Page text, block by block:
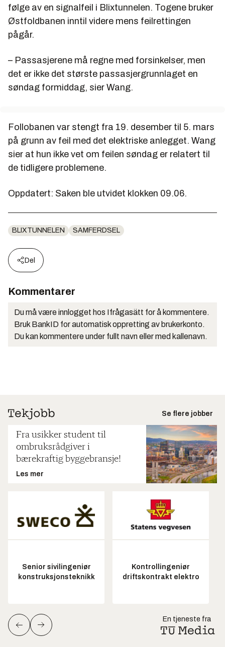
følge av en signalfeil i Blixtunnelen. Togene bruker
Østfoldbanen inntil videre mens feilrettingen
pågår.
– Passasjerene må regne med forsinkelser, men
det er ikke det største passasjergrunnlaget en
søndag formiddag, sier Wang.
Follobanen var stengt fra 19. desember til 5. mars
på grunn av feil med det elektriske anlegget. Wang
sier at hun ikke vet om feilen søndag er relatert til
de tidligere problemene.
Oppdatert: Saken ble utvidet klokken 09.06.
BLIXTUNNELEN SAMFERDSEL
Del
Kommentarer
Du må være innlogget hos Ifrågasätt for å kommentere.
Bruk BankID for automatisk oppretting av brukerkonto.
Du kan kommentere under fullt navn eller med kallenavn.
Se flere jobber
Fra usikker student til
ombruksrådgiver i
bærekraftig byggebransje!
Les mer
Senior sivilingeniør
konstruksjonsteknikk
Kontrollingeniør
driftskontrakt elektro
En tjeneste fra